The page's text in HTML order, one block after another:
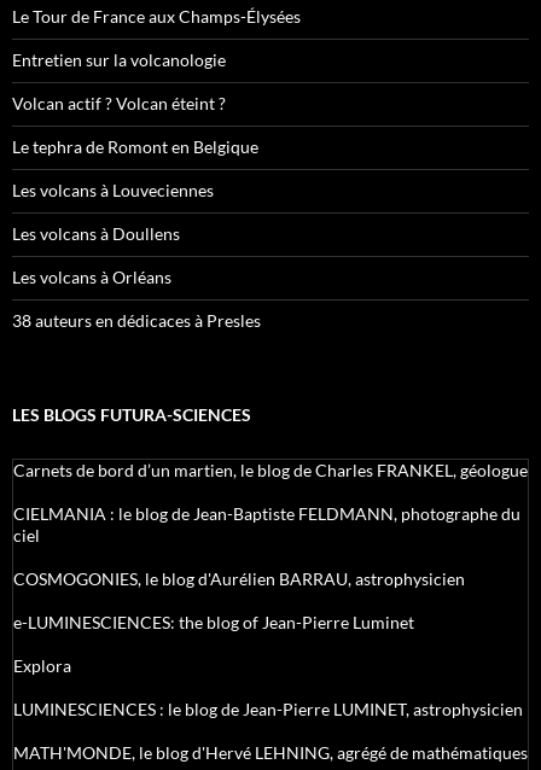
Le Tour de France aux Champs-Élysées
Entretien sur la volcanologie
Volcan actif ? Volcan éteint ?
Le tephra de Romont en Belgique
Les volcans à Louveciennes
Les volcans à Doullens
Les volcans à Orléans
38 auteurs en dédicaces à Presles
LES BLOGS FUTURA-SCIENCES
Carnets de bord d’un martien, le blog de Charles FRANKEL, géologue
CIELMANIA : le blog de Jean-Baptiste FELDMANN, photographe du
ciel
COSMOGONIES, le blog d'Aurélien BARRAU, astrophysicien
e-LUMINESCIENCES: the blog of Jean-Pierre Luminet
Explora
LUMINESCIENCES : le blog de Jean-Pierre LUMINET, astrophysicien
MATH'MONDE, le blog d'Hervé LEHNING, agrégé de mathématiques